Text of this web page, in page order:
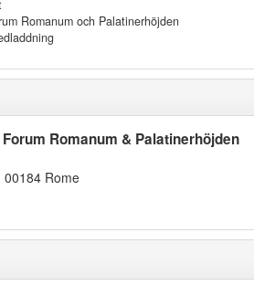
Romanum och Palatinerhöjden
Romanum & Palatinerhöjden
00184 Rome